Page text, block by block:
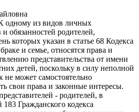
одному из видов личных
обязанностей родителей,
которых указан в статье 68 Кодекса
и семье, относятся права и
представительства от имени
детей, поскольку в силу неполной
не может самостоятельно
свои права и законные интересы.
- родителей, в
183 Гражданского кодекса